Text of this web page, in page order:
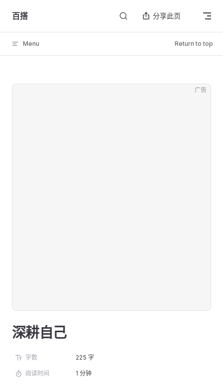
Skip to content
百搭 分享此页
Menu Return to top
广告
深耕自己
字数 225 字
阅读时间 1 分钟